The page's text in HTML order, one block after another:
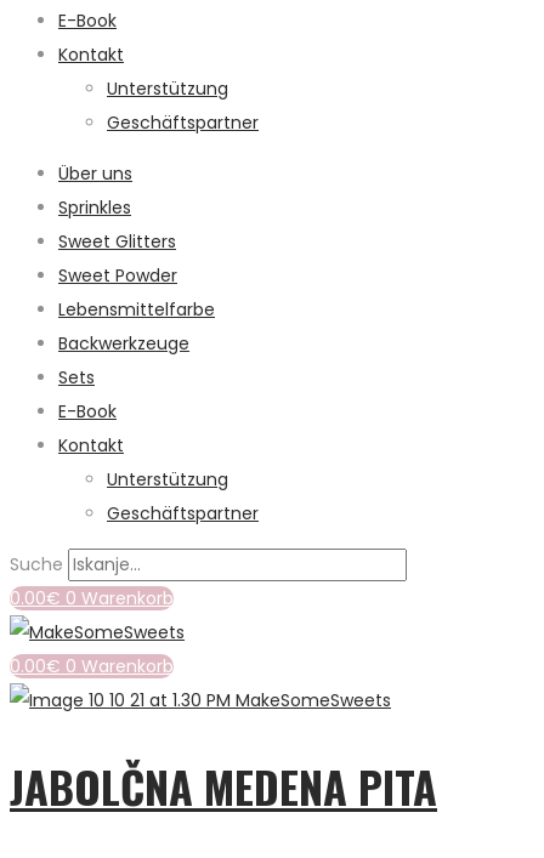
E-Book
Kontakt
Unterstützung
Geschäftspartner
Über uns
Sprinkles
Sweet Glitters
Sweet Powder
Lebensmittelfarbe
Backwerkzeuge
Sets
E-Book
Kontakt
Unterstützung
Geschäftspartner
Suche
0.00€ 0 Warenkorb
0.00€ 0 Warenkorb
JABOLČNA MEDENA PITA